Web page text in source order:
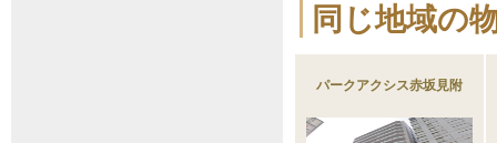
同じ地域の
パークアクシス赤坂見附